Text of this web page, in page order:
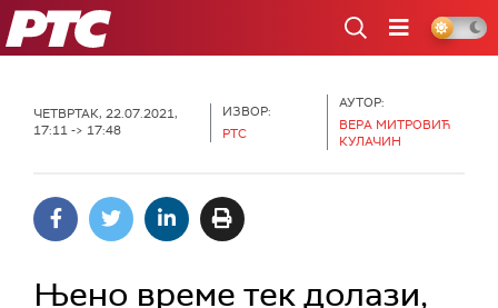
РТС
ЧЕТВРТАК, 22.07.2021,
17:11 -> 17:48
ИЗВОР:
РТС
АУТОР:
ВЕРА МИТРОВИЋ
КУЛАЧИН
Њено време тек долази,